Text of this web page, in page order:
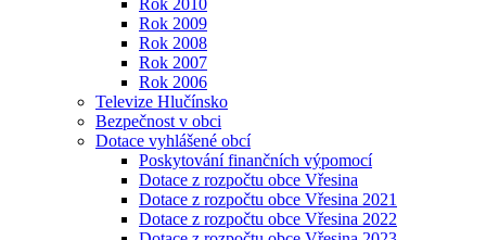
Rok 2010
Rok 2009
Rok 2008
Rok 2007
Rok 2006
Televize Hlučínsko
Bezpečnost v obci
Dotace vyhlášené obcí
Poskytování finančních výpomocí
Dotace z rozpočtu obce Vřesina
Dotace z rozpočtu obce Vřesina 2021
Dotace z rozpočtu obce Vřesina 2022